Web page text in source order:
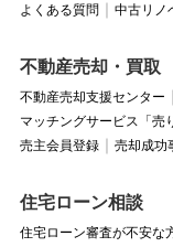
よくある質問
中古リノ
不動産売却・買取
不動産売却支援センター
マッチングサービス「売
売主会員登録
売却成功
住宅ローン相談
住宅ローン審査が不安な